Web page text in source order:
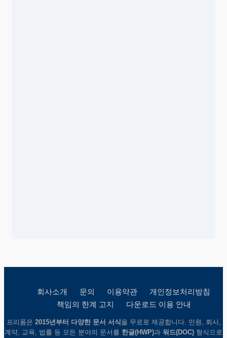
회사소개 문의 이용약관
개인정보처리방침
책임의 한계 고지
다운로드 이용 안내
프리폼은 2015년부터 다양한 문서 서식 을 무료로 제공합니다. 민원, 회사,
계약, 교육, 법률 등 모든 분야의 문서를 한글(HWP)과 워드(DOC) 형식으로